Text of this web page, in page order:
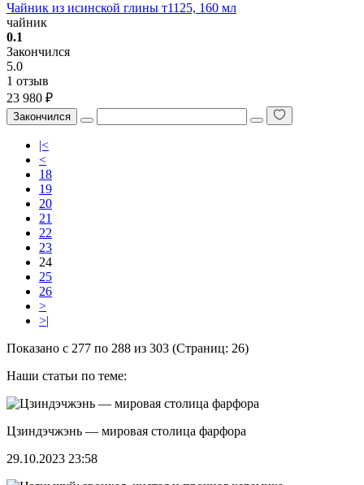
Чайник из исинской глины т1125, 160 мл
чайник
0.1
Закончился
5.0
1 отзыв
23 980 ₽
Закончился
|<
<
18
19
20
21
22
23
24
25
26
>
>|
Показано с 277 по 288 из 303 (Страниц: 26)
Наши статьи по теме:
Цзиндэчжэнь — мировая столица фарфора
29.10.2023 23:58